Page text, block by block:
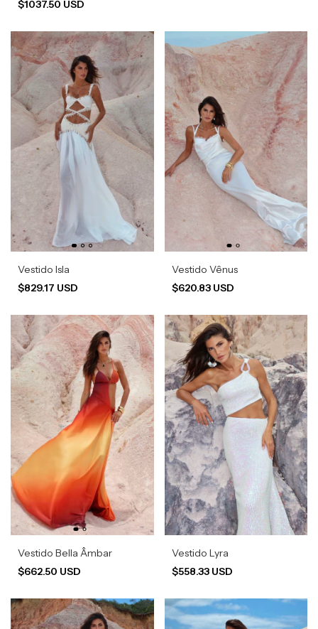
$1037.50 USD
Vestido Isla
$829.17 USD
Vestido Vênus
$620.83 USD
Vestido Bella Âmbar
$662.50 USD
Vestido Lyra
$558.33 USD